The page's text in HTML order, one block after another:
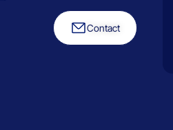
Contact